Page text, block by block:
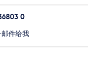
0
件给我